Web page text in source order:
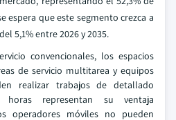
espera que este segmento crezca a
5,1% entre 2026 y 2035.
convencionales, los espacios
de servicio multitarea y equipos
realizar trabajos de detallado
representan su ventaja
operadores móviles no pueden